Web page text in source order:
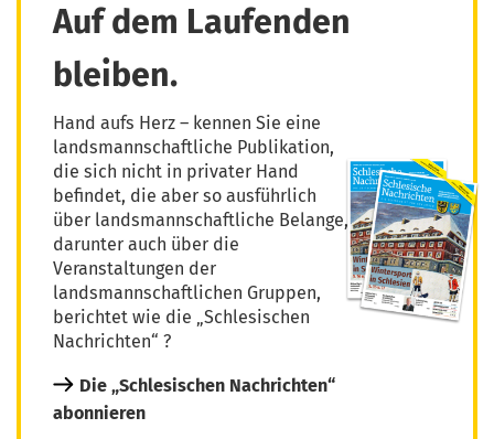
Auf dem Laufenden
bleiben.
Hand aufs Herz – kennen Sie eine
landsmannschaftliche Publikation,
die sich nicht in privater Hand
befindet, die aber so ausführlich
über landsmannschaftliche Belange,
darunter auch über die
Veranstaltungen der
landsmannschaftlichen Gruppen,
berichtet wie die „Schlesischen
Nachrichten“ ?
Die „Schlesischen Nachrichten“
abonnieren